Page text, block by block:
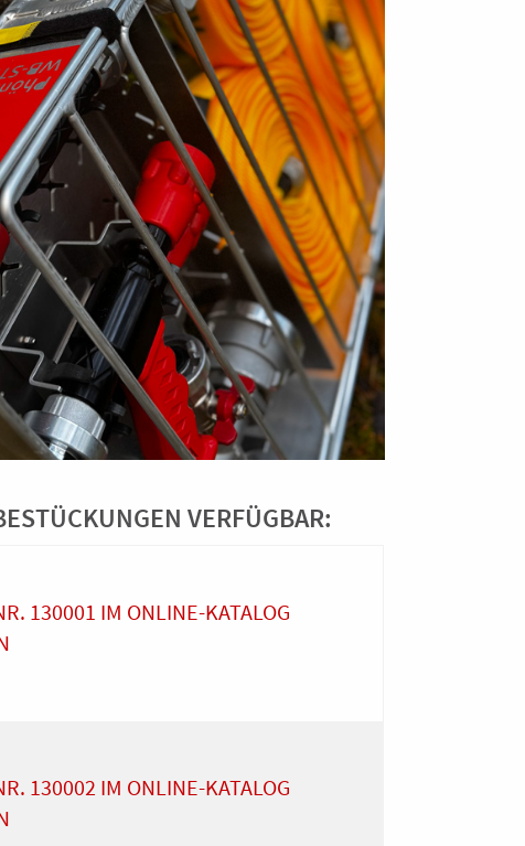
VERFÜGBAR:
130001 IM ONLINE-KATALOG
130002 IM ONLINE-KATALOG